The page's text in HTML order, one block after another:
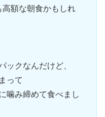
額な朝食かもしれ
ックなんだけど、
って
噛み締めて食べまし